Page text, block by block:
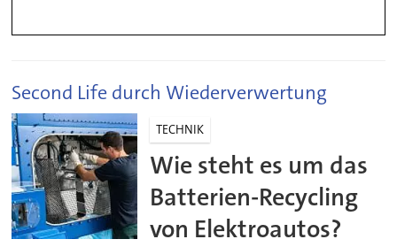
Second Life durch Wiederverwertung
TECHNIK
Wie steht es um das
Batterien-Recycling
von Elektroautos?